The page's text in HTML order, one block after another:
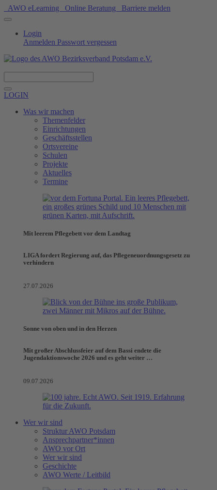
AWO eLearning Online Beratung Barriere melden
Login
Anmelden Passwort vergessen
LOGIN
Was wir machen
Themenfelder
Einrichtungen
Geschäftsstellen
Ortsvereine
Schulen
Projekte
Aktuelles
Termine
Mit leerem Pflegebett vor dem Landtag
LIGA fordert Regierung auf, das Pflegeneuordnungsgesetz zu
verhindern
27.07.2026
Sonne von oben und in den Herzen
Mit großer Abschlussfeier auf dem Bassi endete die
Jugendaktionswoche 2026 und es geht weiter …
09.07.2026
Wer wir sind
Struktur AWO Potsdam
Ansprechpartner*innen
AWO vor Ort
Wer wir sind
Geschichte
AWO Werte / Leitbild